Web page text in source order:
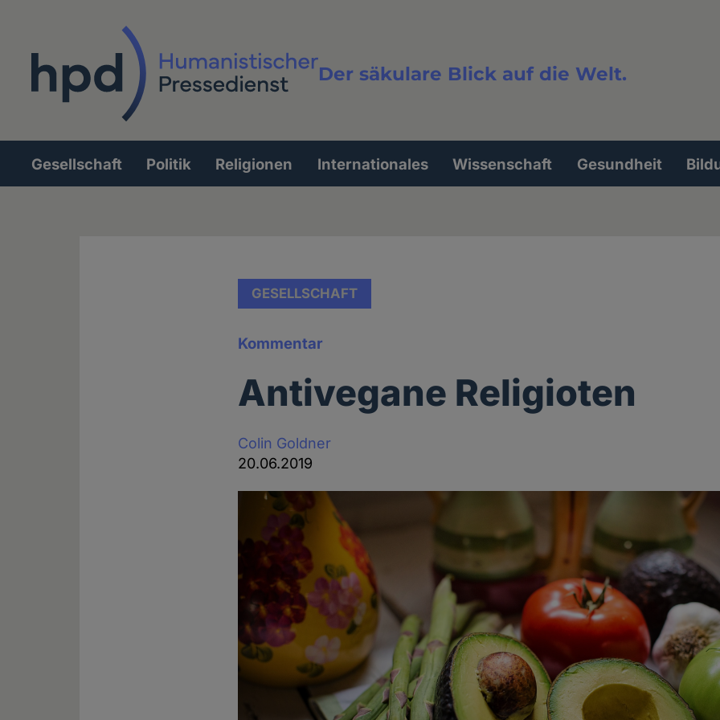
Der säkulare Blick auf die Welt.
Volltextsuche
Hauptnavigation
Gesellschaft Politik Religionen Internationales Wissenschaft Gesundheit
GESELLSCHAFT
Kommentar
Antivegane Religioten
Colin Goldner
20.06.2019